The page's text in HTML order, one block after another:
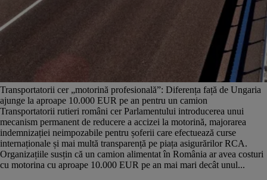
Transportatorii cer „motorină profesională”: Diferența față de Ungaria
ajunge la aproape 10.000 EUR pe an pentru un camion
Transportatorii rutieri români cer Parlamentului introducerea unui
mecanism permanent de reducere a accizei la motorină, majorarea
indemnizației neimpozabile pentru șoferii care efectuează curse
internaționale și mai multă transparență pe piața asigurărilor RCA.
Organizațiile susțin că un camion alimentat în România ar avea costuri
cu motorina cu aproape 10.000 EUR pe an mai mari decât unul...